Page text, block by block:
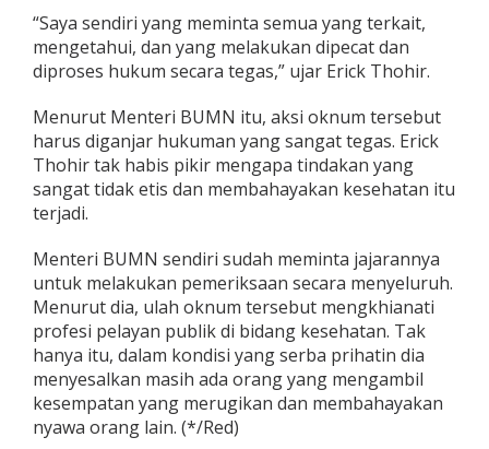
D
i
p
o
i
s
i
k
a
“Saya sendiri yang meminta semua yang terkait,
mengetahui, dan yang melakukan dipecat dan
diproses hukum secara tegas,” ujar Erick Thohir.
Menurut Menteri BUMN itu, aksi oknum tersebut
harus diganjar hukuman yang sangat tegas. Erick
Thohir tak habis pikir mengapa tindakan yang
sangat tidak etis dan membahayakan kesehatan itu
terjadi.
Menteri BUMN sendiri sudah meminta jajarannya
untuk melakukan pemeriksaan secara menyeluruh.
Menurut dia, ulah oknum tersebut mengkhianati
profesi pelayan publik di bidang kesehatan. Tak
hanya itu, dalam kondisi yang serba prihatin dia
menyesalkan masih ada orang yang mengambil
kesempatan yang merugikan dan membahayakan
nyawa orang lain. (*/Red)